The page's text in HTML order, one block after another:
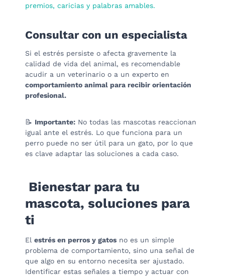
premios, caricias y palabras amables.
Consultar con un especialista
Si el estrés persiste o afecta gravemente la
calidad de vida del animal, es recomendable
acudir a un veterinario o a un experto en
comportamiento animal para recibir orientación
profesional.
📝 Importante: No todas las mascotas reaccionan
igual ante el estrés. Lo que funciona para un
perro puede no ser útil para un gato, por lo que
es clave adaptar las soluciones a cada caso.
Bienestar para tu
mascota, soluciones para
ti
El estrés en perros y gatos no es un simple
problema de comportamiento, sino una señal de
que algo en su entorno necesita ser ajustado.
Identificar estas señales a tiempo y actuar con